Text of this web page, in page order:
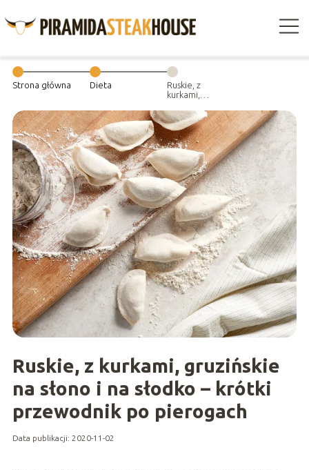
Strona główna Dieta
Ruskie, z
kurkami,
słono i na słodko
– krótki
przewodnik po
pierogach
Ruskie, z kurkami, gruzińskie
na słono i na słodko – krótki
przewodnik po pierogach
Data publikacji: 2020-11-02